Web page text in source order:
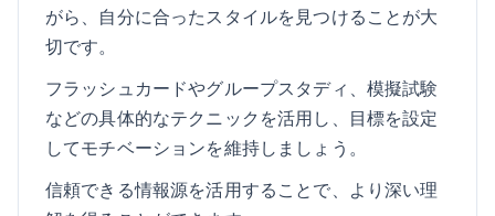
がら、自分に合ったスタイルを見つけることが大
切です。
フラッシュカードやグループスタディ、模擬試験
などの具体的なテクニックを活用し、目標を設定
してモチベーションを維持しましょう。
信頼できる情報源を活用することで、より深い理